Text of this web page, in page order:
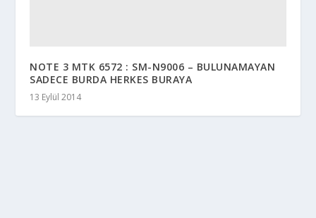
NOTE 3 MTK 6572 : SM-N9006 – BULUNAMAYAN
SADECE BURDA HERKES BURAYA
13 Eylül 2014